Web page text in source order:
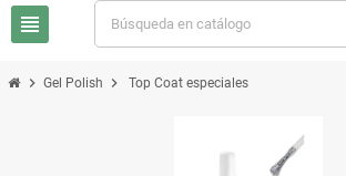
view_headline
chevron_right Gel Polish chevron_right Top Coat especiales